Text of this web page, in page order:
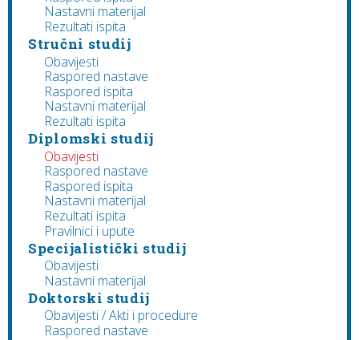
Nastavni materijal
Rezultati ispita
Stručni studij
Obavijesti
Raspored nastave
Raspored ispita
Nastavni materijal
Rezultati ispita
Diplomski studij
Obavijesti
Raspored nastave
Raspored ispita
Nastavni materijal
Rezultati ispita
Pravilnici i upute
Specijalistički studij
Obavijesti
Nastavni materijal
Doktorski studij
Obavijesti / Akti i procedure
Raspored nastave